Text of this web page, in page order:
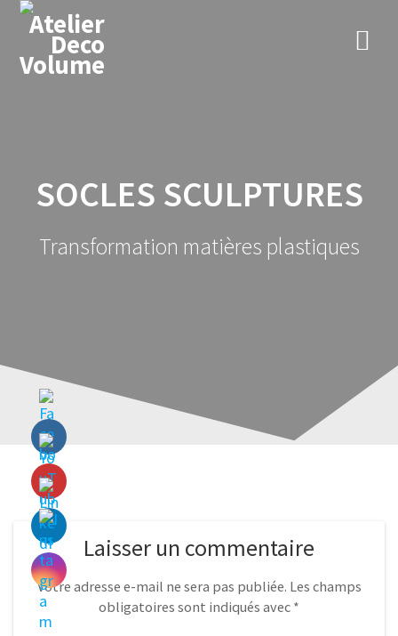
SOCLES SCULPTURES
Transformation matières plastiques
Laisser un commentaire
Votre adresse e-mail ne sera pas publiée. Les champs
obligatoires sont indiqués avec *